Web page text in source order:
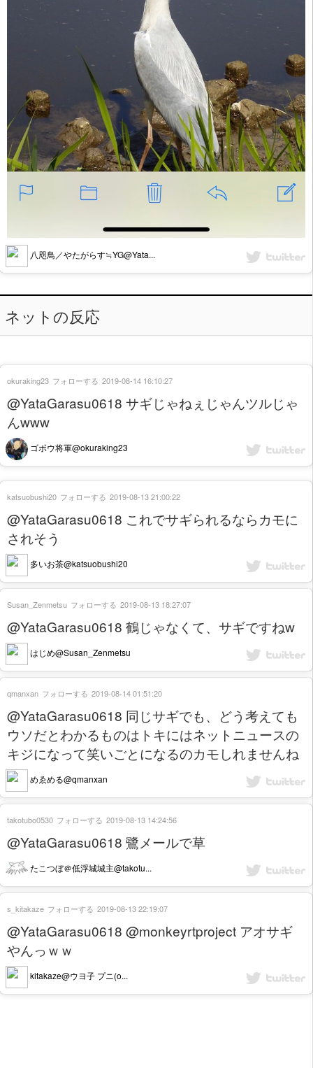
八咫鳥／やたがらす≒YG@Yata...
ネットの反応
@YataGarasu0618 サギじゃねぇじゃんツルじゃ
んwww
ゴボウ将軍@okuraking23
okuraking23 フォローする 2019-08-14 16:10:27
@YataGarasu0618 これでサギられるならカモに
されそう
多いお茶@katsuobushi20
katsuobushi20 フォローする 2019-08-13 21:00:22
@YataGarasu0618 鶴じゃなくて、サギですねw
はじめ@Susan_Zenmetsu
Susan_Zenmetsu フォローする 2019-08-13 18:27:07
@YataGarasu0618 同じサギでも、どう考えても
ウソだとわかるものはトキにはネットニュースの
キジになって笑いごとになるのカモしれませんね
めゑめる@qmanxan
qmanxan フォローする 2019-08-14 01:51:20
@YataGarasu0618 鷺メールで草
たこつぼ＠低浮城城主@takotu...
takotubo0530 フォローする 2019-08-13 14:24:56
@YataGarasu0618 @monkeyrtproject アオサギ
やんっｗｗ
kitakaze@ウヨ子 プニ(o...
s_kitakaze フォローする 2019-08-13 22:19:07